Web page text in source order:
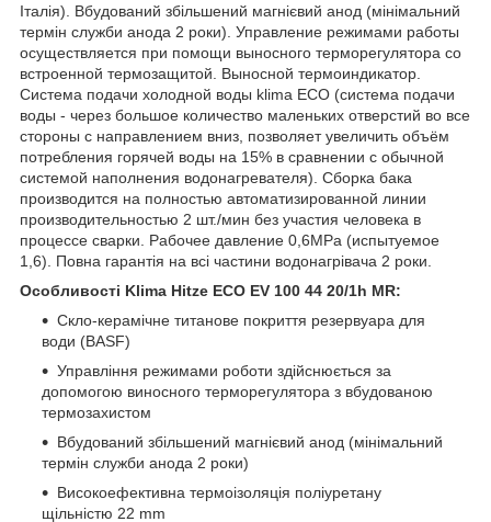
Італія). Вбудований збільшений магнієвий анод (мінімальний
термін служби анода 2 роки). Управление режимами работы
осуществляется при помощи выносного терморегулятора со
встроенной термозащитой. Выносной термоиндикатор.
Система подачи холодной воды klima ECO (система подачи
воды - через большое количество маленьких отверстий во все
стороны с направлением вниз, позволяет увеличить объём
потребления горячей воды на 15% в сравнении с обычной
системой наполнения водонагревателя). Сборка бака
производится на полностью автоматизированной линии
производительностью 2 шт./мин без участия человека в
процессе сварки. Рабочее давление 0,6MPa (испытуемое
1,6). Повна гарантія на всі частини водонагрівача 2 роки.
Особливості Klima Hitze ECO EV 100 44 20/1h MR:
Скло-керамічне титанове покриття резервуара для
води (BASF)
Управління режимами роботи здійснюється за
допомогою виносного терморегулятора з вбудованою
термозахистом
Вбудований збільшений магнієвий анод (мінімальний
термін служби анода 2 роки)
Високоефективна термоізоляція поліуретану
щільністю 22 mm